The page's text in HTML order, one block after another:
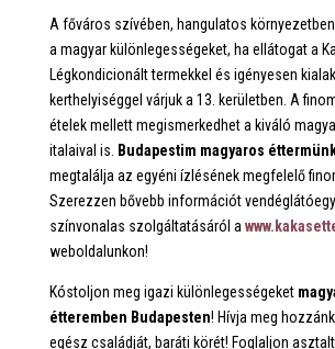
A főváros szívében, hangulatos
a magyar különlegességeket, ha ellátogat a
Légkondicionált termekkel és igényesen
kerthelyiséggel várjuk a 13. kerületben. A
ételek mellett megismerkedhet a kiváló
italaival is.
Budapestim magyaros
megtalálja az egyéni ízlésének megfelelő
Szerezzen bővebb információt
színvonalas szolgáltatásáról a
weboldalunkon!
Kóstoljon meg igazi különlegességeket
étteremben Budapesten! Hívja meg
egész családját, baráti körét! Foglaljon